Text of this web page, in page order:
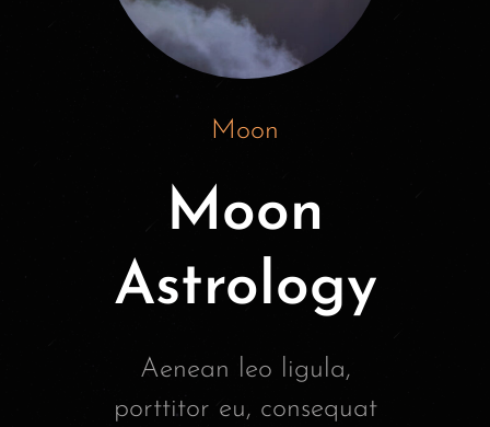
Moon
Moon
Astrology
Aenean leo ligula,
porttitor eu, consequat